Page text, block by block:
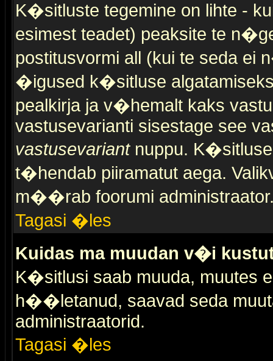
K�sitluste tegemine on lihte -
esimest teadet) peaksite te
postitusvormi all (kui te seda ei
�igused k�sitluse
pealkirja ja v�hemalt kaks
vastusevarianti sisestage see
vastusevariantnuppu.
t�hendab piiramatut aega.
m��rab foorumi
Tagasi �les
Kuidas ma muudan v�i
K�sitlusi saab muuda, muutes
h��letanud, saavad seda
administraatorid.
Tagasi �les